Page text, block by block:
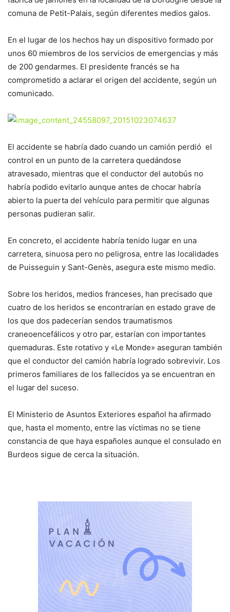
comuna de Petit-Palais, según diferentes medios galos.
En el lugar de los hechos hay un dispositivo formado por
unos 60 miembros de los servicios de emergencias y más
de 200 gendarmes. El presidente francés se ha
comprometido a aclarar el origen del accidente, según un
comunicado.
El accidente se habría dado cuando un camión perdió el
control en un punto de la carretera quedándose
atravesado, mientras que el conductor del autobús no
habría podido evitarlo aunque antes de chocar habría
abierto la puerta del vehículo para permitir que algunas
personas pudieran salir.
En concreto, el accidente habría tenido lugar en una
carretera, sinuosa pero no peligrosa, entre las localidades
de Puisseguin y Sant-Genès, asegura este mismo medio.
Sobre los heridos, medios franceses, han precisado que
cuatro de los heridos se encontrarían en estado grave de
los que dos padecerían sendos traumatismos
craneoencefálicos y otro par, estarían con importantes
quemaduras. Este rotativo y «Le Monde» aseguran también
que el conductor del camión habría logrado sobrevivir. Los
primeros familiares de los fallecidos ya se encuentran en
el lugar del suceso.
El Ministerio de Asuntos Exteriores español ha afirmado
que, hasta el momento, entre las víctimas no se tiene
constancia de que haya españoles aunque el consulado en
Burdeos sigue de cerca la situación.